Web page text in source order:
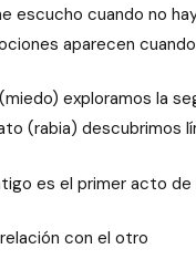
escucho cuando no
aparecen
exploramos la
(rabia) descubrimos
es el primer acto de
relación con el otro